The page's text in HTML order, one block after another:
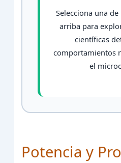
Selecciona una
arriba para
científicas
comportamientos
el
Potencia y